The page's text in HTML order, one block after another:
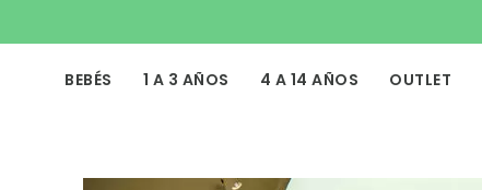
BEBÉS 1 A 3 AÑOS 4 A 14 AÑOS OUTLET